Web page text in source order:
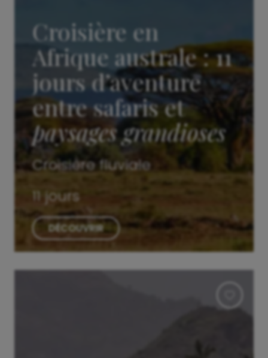
Croisière en
Afrique australe : 11
jours d’aventure
entre safaris et
paysages grandioses
Croisière fluviale
11 jours
DÉCOUVRIR